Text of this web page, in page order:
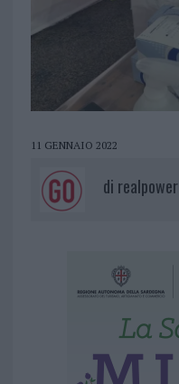
11 GENNAIO 2022
di realpower